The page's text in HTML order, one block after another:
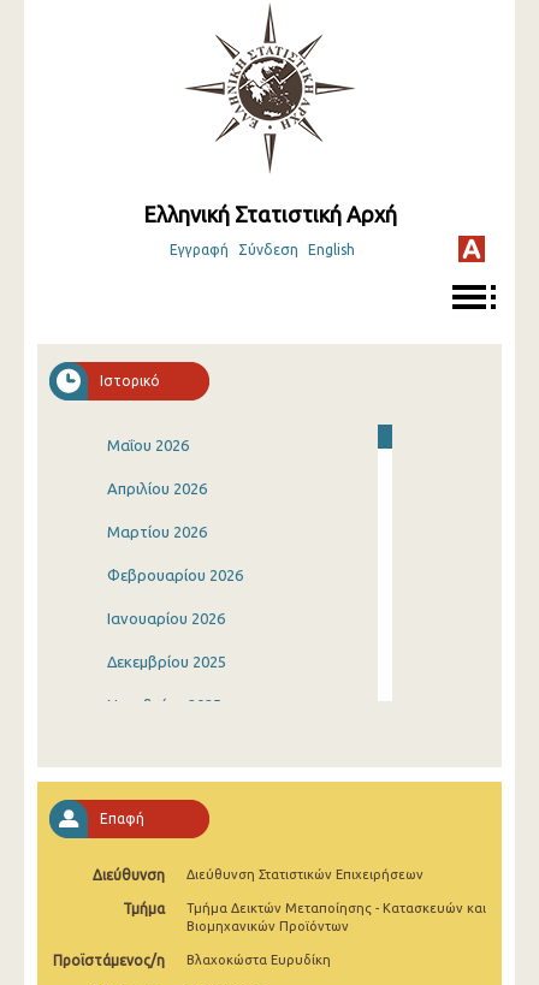
Ελληνική Στατιστική Αρχή
Εγγραφή Σύνδεση English
Ιστορικό
Μαΐου 2026
Απριλίου 2026
Μαρτίου 2026
Φεβρουαρίου 2026
Ιανουαρίου 2026
Δεκεμβρίου 2025
Νοεμβρίου 2025
Αυγούστου 2025
Ιουλίου 2025
Ιουνίου 2025
Μαΐου 2025
Επαφή
Διεύθυνση Διεύθυνση Στατιστικών Επιχειρήσεων
Τμήμα
Τμήμα Δεικτών Μεταποίησης - Κατασκευών και
Βιομηχανικών Προϊόντων
Προϊστάμενος/η Βλαχοκώστα Ευρυδίκη